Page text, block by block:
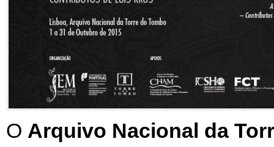
O Arquivo Nacional da